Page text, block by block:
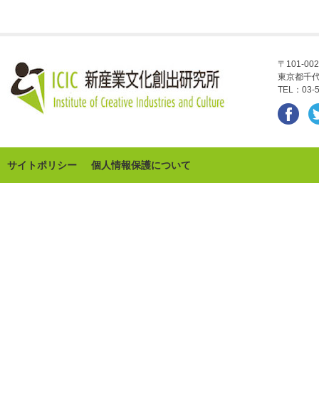
〒101-
東京都千
TEL：
サイトポリシー 個人情報保護について